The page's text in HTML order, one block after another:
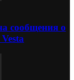
сообщения о